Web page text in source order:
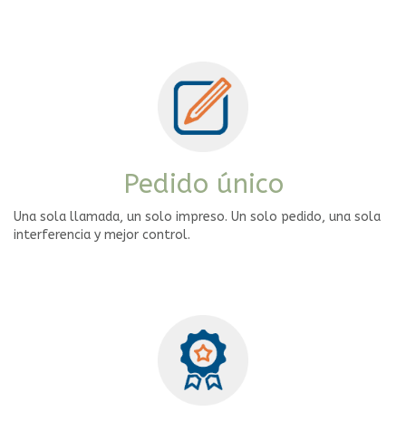
Pedido único
Una sola llamada, un solo impreso. Un solo pedido, una sola
interferencia y mejor control.